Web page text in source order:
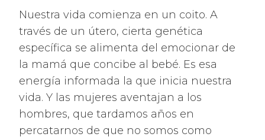
Nuestra vida comienza en un coito. A
través de un útero, cierta genética
específica se alimenta del emocionar de
la mamá que concibe al bebé. Es esa
energía informada la que inicia nuestra
vida. Y las mujeres aventajan a los
hombres, que tardamos años en
percatarnos de que no somos como